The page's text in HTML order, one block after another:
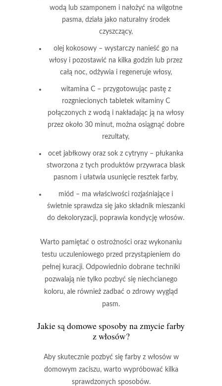
wodą lub szamponem i nałożyć na wilgotne
pasma, działa jako naturalny środek
czyszczący,
olej kokosowy– wystarczy nanieść go na
włosy i pozostawić na kilka godzin lub przez
całą noc, odżywia i regeneruje włosy,
witamina C– przygotowując pastę z
rozgniecionych tabletek witaminy C
połączonych z wodą i nakładając ją na włosy
przez około 30 minut, można osiągnąć dobre
rezultaty,
ocet jabłkowy oraz sok z cytryny – płukanka
stworzona z tych produktów przywraca blask
pasnom i ułatwia usunięcie resztek farby,
miód – ma właściwości rozjaśniające i
świetnie sprawdza się jako składnik mieszanki
do dekoloryzacji, poprawia kondycję włosów.
Warto pamiętać o ostrożności oraz wykonaniu
testu uczuleniowego przed przystąpieniem do
pełnej kuracji. Odpowiednio dobrane techniki
pozwalają nie tylko pozbyć się niechcianego
koloru, ale również zadbać o zdrowy wygląd
pasm.
Jakie są domowe sposoby na zmycie farby
z włosów?
Aby skutecznie pozbyć się farby z włosów w
domowym zaciszu, warto wypróbować kilka
sprawdzonych sposobów.